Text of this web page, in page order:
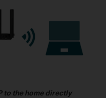
to the home directly